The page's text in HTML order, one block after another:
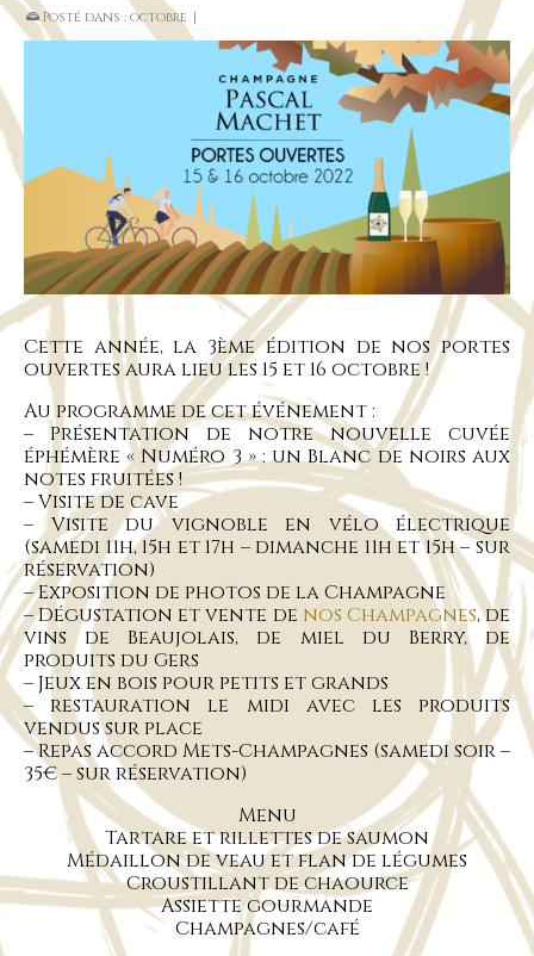
Posté dans : octobre |
Cette année, la 3ème édition de nos portes
ouvertes aura lieu les 15 et 16 octobre !
Au programme de cet événement :
– Présentation de notre nouvelle cuvée
éphémère « Numéro 3 » : un Blanc de noirs aux
notes fruitées !
– Visite de cave
– Visite du vignoble en vélo électrique
(samedi 11h, 15h et 17h – dimanche 11h et 15h – sur
réservation)
– Exposition de photos de la Champagne
– Dégustation et vente de nos Champagnes, de
vins de Beaujolais, de miel du Berry, de
produits du Gers
– Jeux en bois pour petits et grands
– restauration le midi avec les produits
vendus sur place
– Repas accord Mets-Champagnes (samedi soir –
35€ – sur réservation)
Menu
Tartare et rillettes de saumon
Médaillon de veau et flan de légumes
Croustillant de chaource
Assiette gourmande
Champagnes/café